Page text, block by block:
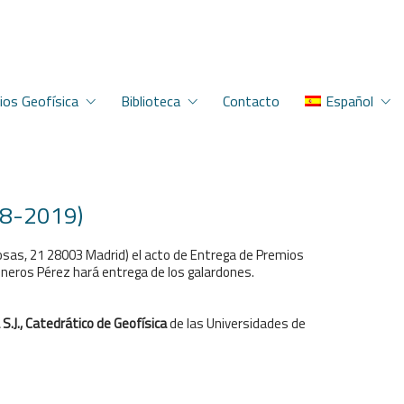
Geofísica Biblioteca Contacto Español
2019)
21 28003 Madrid) el acto de Entrega de Premios
Pérez hará entrega de los galardones.
Catedrático de Geofísicade las Universidades de